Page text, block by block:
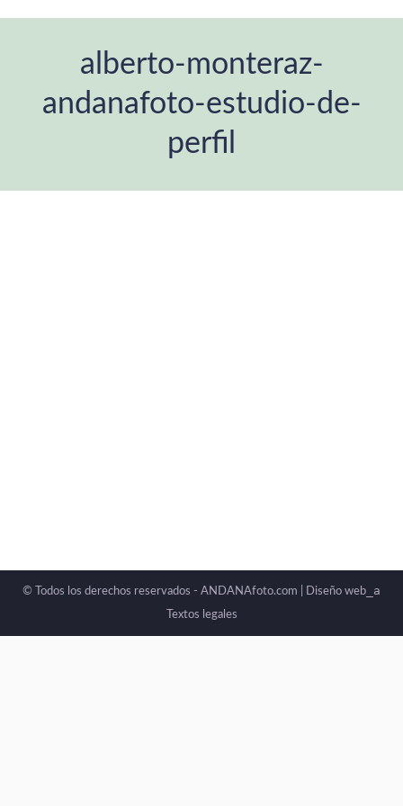
alberto-monteraz-
andanafoto-estudio-de-
perfil
© Todos los derechos reservados - ANDANAfoto.com | Diseño web _a
Textos legales